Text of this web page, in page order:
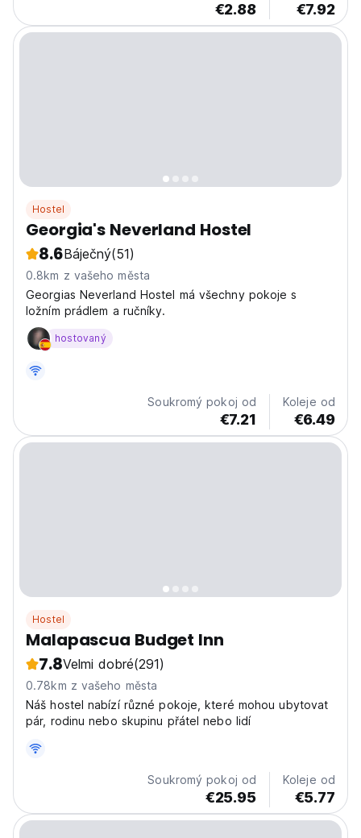
€2.88 €7.92
Hostel
Georgia's Neverland Hostel
8.6Báječný(51)
0.8km z vašeho města
Georgias Neverland Hostel má všechny pokoje s
ložním prádlem a ručníky.
hostovaný
Soukromý pokoj od
€7.21
Koleje od
€6.49
Hostel
Malapascua Budget Inn
7.8Velmi dobré(291)
0.78km z vašeho města
Náš hostel nabízí různé pokoje, které mohou ubytovat
pár, rodinu nebo skupinu přátel nebo lidí
Soukromý pokoj od
€25.95
Koleje od
€5.77